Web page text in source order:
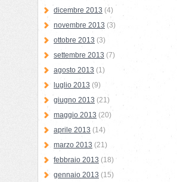
dicembre 2013 (4)
novembre 2013 (3)
ottobre 2013 (3)
settembre 2013 (7)
agosto 2013 (1)
luglio 2013 (9)
giugno 2013 (21)
maggio 2013 (20)
aprile 2013 (14)
marzo 2013 (21)
febbraio 2013 (18)
gennaio 2013 (15)